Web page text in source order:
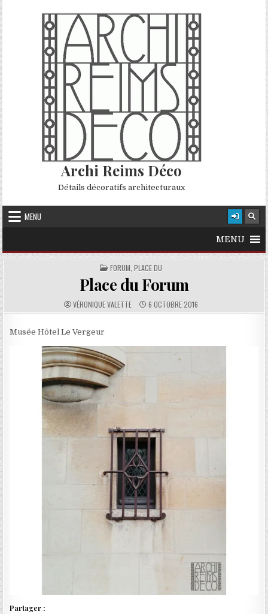
Skip to content
Archi Reims Déco
Détails décoratifs architecturaux
MENU
MENU
POSTED IN
FORUM, PLACE DU
Place du Forum
AUTHOR:
VÉRONIQUE VALETTE PUBLISHED DATE:
6 OCTOBRE 2016
Musée Hôtel Le Vergeur
Partager :